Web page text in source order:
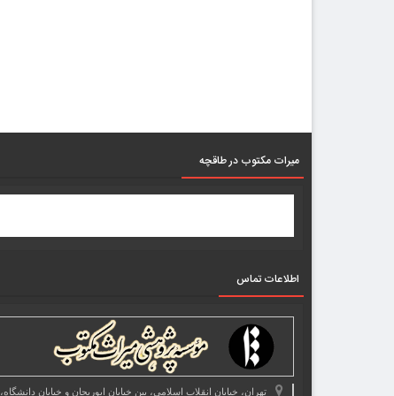
میرات مکتوب در طاقچه
اطلاعات تماس
تهران، خیابان انقلاب اسلامی، بین خیابان ابوریحان و خیابان دانشگاه،